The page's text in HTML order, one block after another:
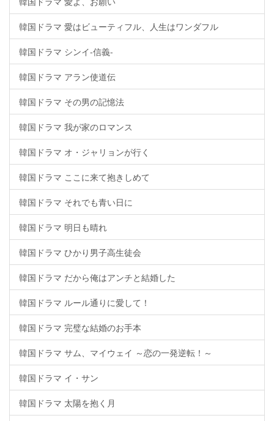
韓国ドラマ 愛はビューティフル、人生はワンダフル
韓国ドラマ シンイ-信義-
韓国ドラマ アラン使道伝
韓国ドラマ その男の記憶法
韓国ドラマ 我が家のロマンス
韓国ドラマ オ・ジャリョンが行く
韓国ドラマ ここに来て抱きしめて
韓国ドラマ それでも青い日に
韓国ドラマ 明日も晴れ
韓国ドラマ ひかり男子高生徒会
韓国ドラマ だから俺はアンチと結婚した
韓国ドラマ ルール通りに愛して！
韓国ドラマ 完璧な結婚のお手本
韓国ドラマ サム、マイウェイ ～恋の一発逆転！～
韓国ドラマ イ・サン
韓国ドラマ 太陽を抱く月